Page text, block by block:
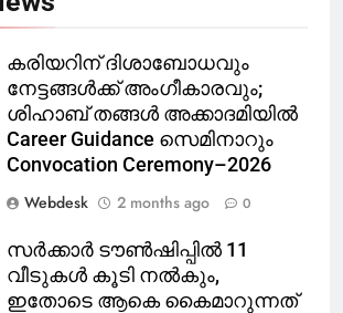
കരിയറിന് ദിശാബോധവും
നേട്ടങ്ങൾക്ക് അംഗീകാരവും;
ശിഹാബ് തങ്ങൾ അക്കാദമിയിൽ
Career Guidance സെമിനാറും
Convocation Ceremony–2026
Webdesk
2 months ago 0
സർക്കാർ ടൗൺഷിപ്പിൽ 11
വീടുകൾ കൂടി നൽകും,
ഇതോടെ ആകെ കൈമാറുന്നത്